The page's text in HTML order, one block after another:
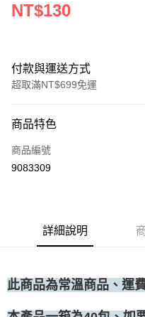
NT$130
付款與運送方式
超取滿NT$699免運
信用卡一次付款
Apple Pay
每筆NT$60，滿NT$699(含以
每筆NT$60，滿NT$699(含以
(請點開選項勾選)
商品特色
商品編號
9083309
詳細說明
此商品為常溫商品、運